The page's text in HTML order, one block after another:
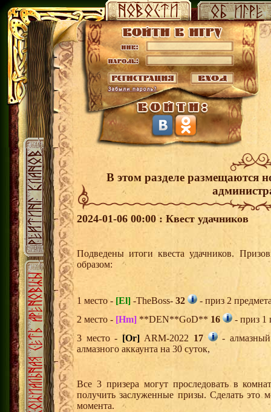
В этом разделе размещаются
2024-01-06 00:00 : Квест удачников
Подведены итоги квеста удачников.
образом:
1 место - [El] -TheBoss- 32
- приз 2
2 место - [Hm] **DEN**GoD** 16
- приз 1
3 место - [Or]ARM-2022 17
- алмазный
алмазного аккаунта на 30 суток,
Все 3 призера могут проследовать в
получить заслуженные призы. Сделать это
момента.